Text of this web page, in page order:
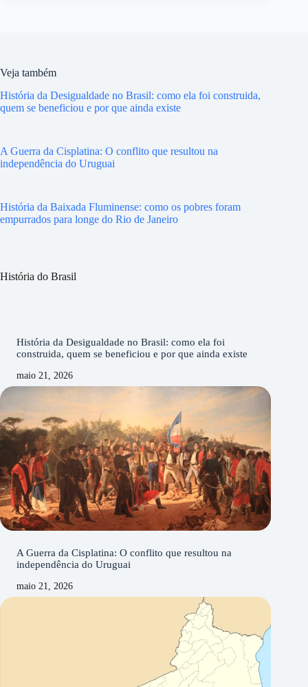
Veja também
História da Desigualdade no Brasil: como ela foi construida,
quem se beneficiou e por que ainda existe
A Guerra da Cisplatina: O conflito que resultou na
independência do Uruguai
História da Baixada Fluminense: como os pobres foram
empurrados para longe do Rio de Janeiro
História do Brasil
História da Desigualdade no Brasil: como ela foi
construida, quem se beneficiou e por que ainda existe
maio 21, 2026
A Guerra da Cisplatina: O conflito que resultou na
independência do Uruguai
maio 21, 2026